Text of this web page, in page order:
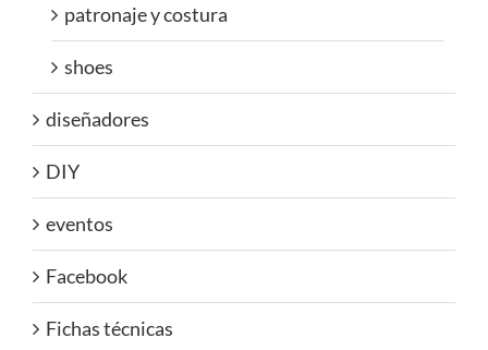
patronaje y costura
shoes
diseñadores
DIY
eventos
Facebook
Fichas técnicas